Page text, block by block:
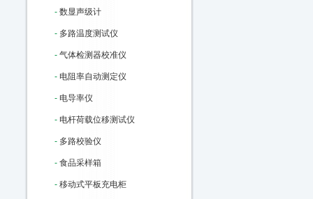
- 数显声级计
- 多路温度测试仪
- 气体检测器校准仪
- 电阻率自动测定仪
- 电导率仪
- 电杆荷载位移测试仪
- 多路校验仪
- 食品采样箱
- 移动式平板充电柜